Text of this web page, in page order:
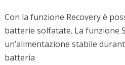
Con la funzione Recovery è
batterie solfatate. La funzione
un’alimentazione stabile
batteria